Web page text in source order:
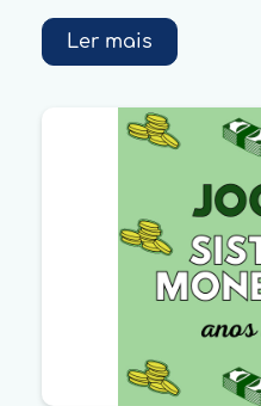
Ler mais